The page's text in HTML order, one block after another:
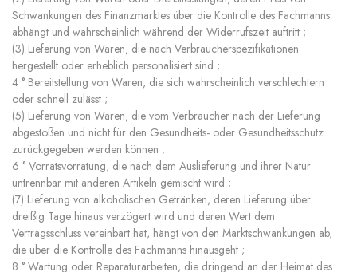
Schwankungen des Finanzmarktes über die Kontrolle des Fachmanns
abhängt und wahrscheinlich während der Widerrufszeit auftritt ;
(3) Lieferung von Waren, die nach Verbraucherspezifikationen
hergestellt oder erheblich personalisiert sind ;
4 ° Bereitstellung von Waren, die sich wahrscheinlich verschlechtern
oder schnell zulässt ;
(5) Lieferung von Waren, die vom Verbraucher nach der Lieferung
abgestoßen und nicht für den Gesundheits- oder Gesundheitsschutz
zurückgegeben werden können ;
6 ° Vorratsvorratung, die nach dem Auslieferung und ihrer Natur
untrennbar mit anderen Artikeln gemischt wird ;
(7) Lieferung von alkoholischen Getränken, deren Lieferung über
dreißig Tage hinaus verzögert wird und deren Wert dem
Vertragsschluss vereinbart hat, hängt von den Marktschwankungen ab,
die über die Kontrolle des Fachmanns hinausgeht ;
8 ° Wartung oder Reparaturarbeiten, die dringend an der Heimat des